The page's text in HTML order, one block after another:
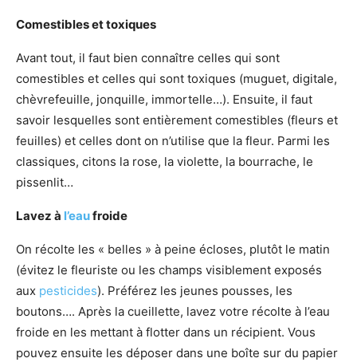
Comestibles et toxiques
Avant tout, il faut bien connaître celles qui sont
comestibles et celles qui sont toxiques (muguet, digitale,
chèvrefeuille, jonquille, immortelle…). Ensuite, il faut
savoir lesquelles sont entièrement comestibles (fleurs et
feuilles) et celles dont on n’utilise que la fleur. Parmi les
classiques, citons la rose, la violette, la bourrache, le
pissenlit…
Lavez à l’eaufroide
On récolte les « belles » à peine écloses, plutôt le matin
(évitez le fleuriste ou les champs visiblement exposés
aux pesticides). Préférez les jeunes pousses, les
boutons…. Après la cueillette, lavez votre récolte à l’eau
froide en les mettant à flotter dans un récipient. Vous
pouvez ensuite les déposer dans une boîte sur du papier